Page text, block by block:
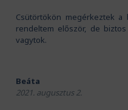
Csütörtökön megérkeztek
rendeltem először, de
vagytok.
Beáta
2021. augusztus 2.